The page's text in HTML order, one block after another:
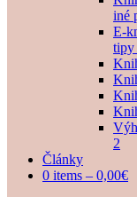
iné
E-
tipy
2
Články
0 items – 0,00€